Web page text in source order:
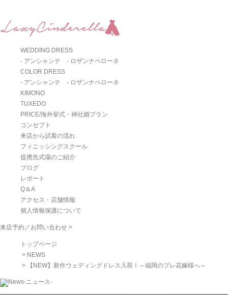
WEDDING DRESS
- アンシャンテ
- ロザンナペローネ
COLOR DRESS
- アンシャンテ
- ロザンナペローネ
KIMONO
TUXEDO
PRICE/海外挙式・神社婚プラン
コンセプト
来店から試着の流れ
フィニッシングスクール
提携先式場のご紹介
ブログ
レポート
Q＆A
アクセス・店舗情報
個人情報保護について
来店予約／お問い合わせ >
トップページ
> NEWS
> 【NEW】新作ウェディングドレス入荷！～福岡のプレ花嫁様へ～